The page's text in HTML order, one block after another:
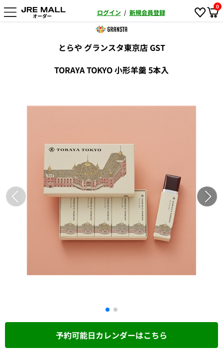
ログイン / 新規会員登録
0
とらや グランスタ東京店 GST
TORAYA TOKYO 小形羊羹 5本入
予約可能日カレンダーはこちら